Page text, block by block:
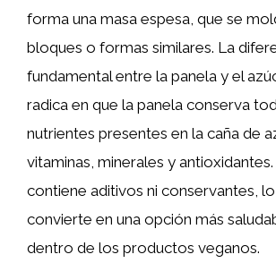
forma una masa espesa, que se
bloques o formas similares. La
fundamental entre la panela y el
radica en que la panela conserva
nutrientes presentes en la caña de
vitaminas, minerales y
contiene aditivos ni conservantes,
convierte en una opción más
dentro de los productos veganos.